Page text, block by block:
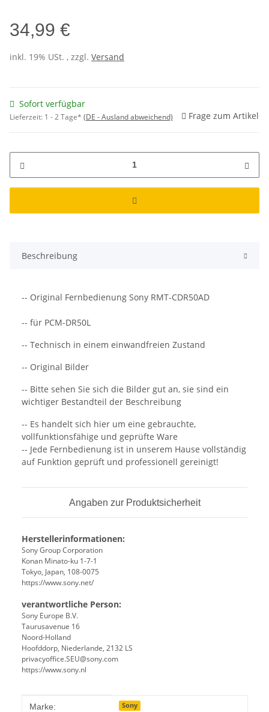
34,99 €
inkl. 19% USt. , zzgl. Versand
Sofort verfügbar
Lieferzeit: 1 - 2 Tage* (DE - Ausland abweichend) Frage zum Artikel
Beschreibung
-- Original Fernbedienung Sony RMT-CDR50AD
-- für PCM-DR50L
-- Technisch in einem einwandfreien Zustand
-- Original Bilder
-- Bitte sehen Sie sich die Bilder gut an, sie sind ein
wichtiger Bestandteil der Beschreibung
-- Es handelt sich hier um eine gebrauchte,
vollfunktionsfähige und geprüfte Ware
-- Jede Fernbedienung ist in unserem Hause vollständig
auf Funktion geprüft und professionell gereinigt!
Angaben zur Produktsicherheit
Herstellerinformationen:
Sony Group Corporation
Konan Minato-ku 1-7-1
Tokyo, Japan, 108-0075
https://www.sony.net/
verantwortliche Person:
Sony Europe B.V.
Taurusavenue 16
Noord-Holland
Hoofddorp, Niederlande, 2132 LS
privacyoffice.SEU@sony.com
https://www.sony.nl
Produkteigenschaft
Wert
Marke: Sony